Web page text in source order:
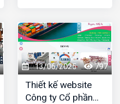
13/06/2025 797
Thiết kế website
Công ty Cổ phần